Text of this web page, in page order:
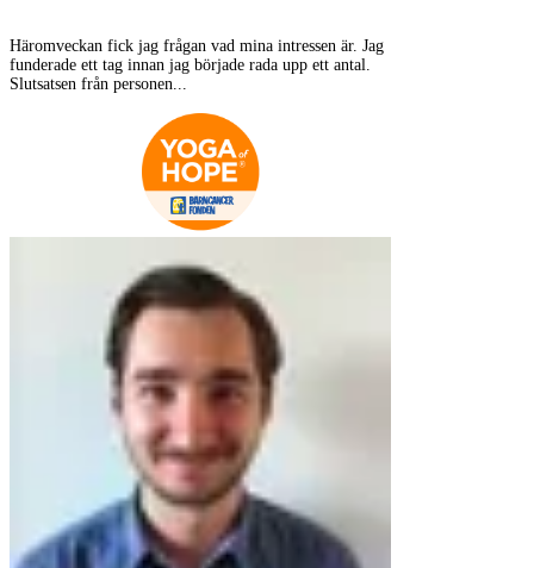
Häromveckan fick jag frågan vad mina intressen är. Jag
funderade ett tag innan jag började rada upp ett antal.
Slutsatsen från personen...